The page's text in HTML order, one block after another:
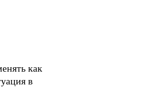
как
в